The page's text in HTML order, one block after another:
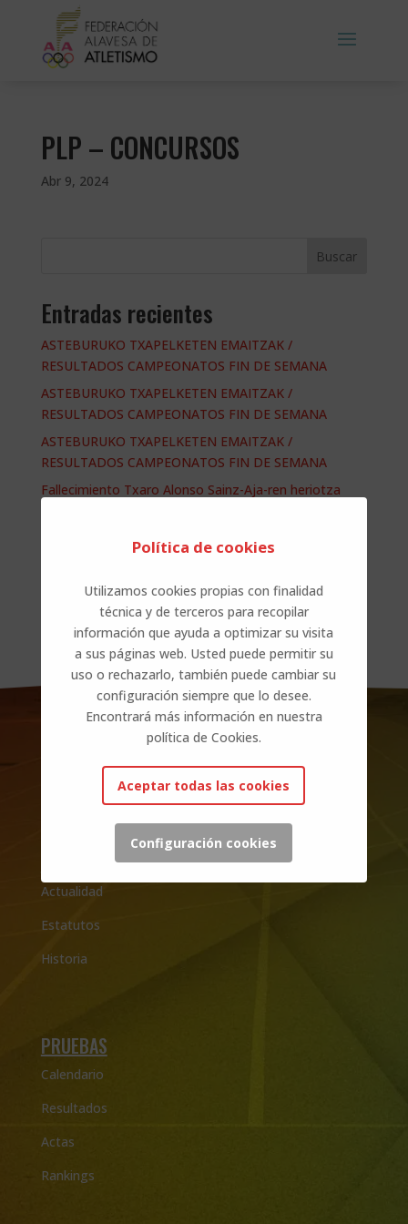
PLP – CONCURSOS
Abr 9, 2024
Buscar
Entradas recientes
ASTEBURUKO TXAPELKETEN EMAITZAK /
RESULTADOS CAMPEONATOS FIN DE SEMANA
ASTEBURUKO TXAPELKETEN EMAITZAK /
RESULTADOS CAMPEONATOS FIN DE SEMANA
ASTEBURUKO TXAPELKETEN EMAITZAK /
RESULTADOS CAMPEONATOS FIN DE SEMANA
Fallecimiento Txaro Alonso Sainz-Aja-ren heriotza
RESULTADOS CAMPEONATOS FIN DE SEMANA
Comentarios recientes
No hay comentarios que mostrar.
LA FEDERACIÓN
Actualidad
Estatutos
Historia
PRUEBAS
Calendario
Resultados
Actas
Rankings
Política de cookies
Utilizamos cookies propias con finalidad
técnica y de terceros para recopilar
información que ayuda a optimizar su visita
a sus páginas web. Usted puede permitir su
uso o rechazarlo, también puede cambiar su
configuración siempre que lo desee.
Encontrará más información en nuestra
política de Cookies.
Aceptar todas las cookies
Configuración cookies